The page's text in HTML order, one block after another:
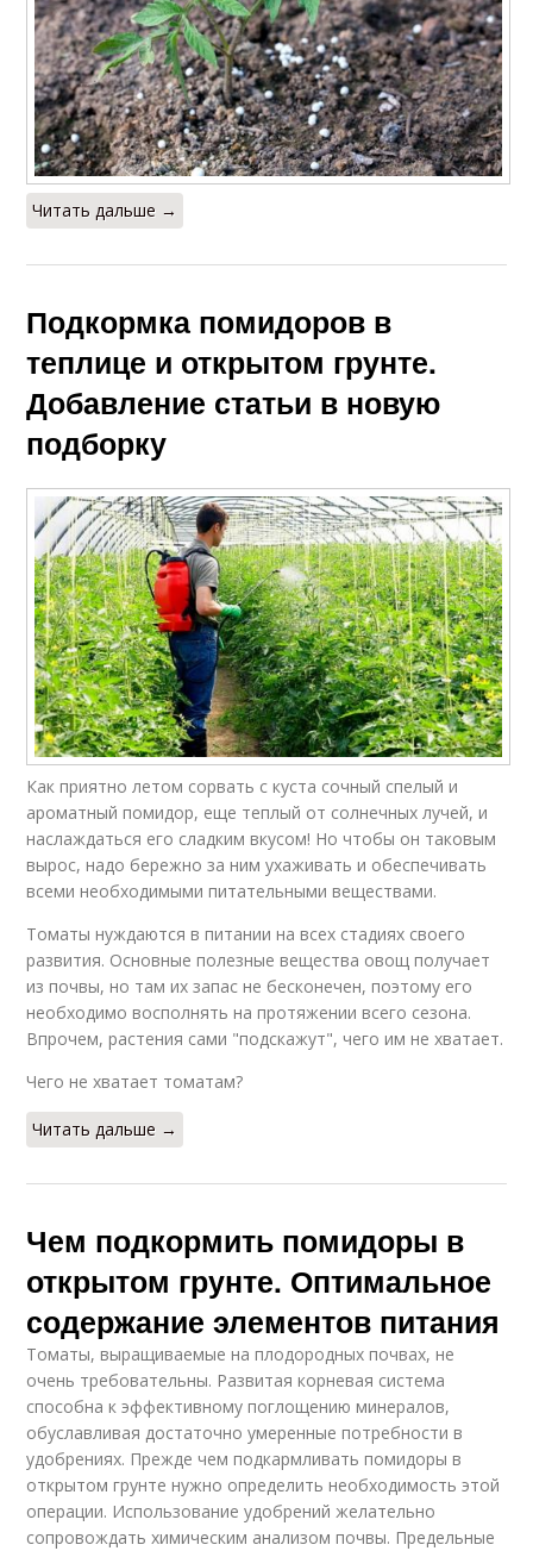
Читать дальше →
Подкормка помидоров в
теплице и открытом грунте.
Добавление статьи в новую
подборку
Как приятно летом сорвать с куста сочный спелый и
ароматный помидор, еще теплый от солнечных лучей, и
наслаждаться его сладким вкусом! Но чтобы он таковым
вырос, надо бережно за ним ухаживать и обеспечивать
всеми необходимыми питательными веществами.
Томаты нуждаются в питании на всех стадиях своего
развития. Основные полезные вещества овощ получает
из почвы, но там их запас не бесконечен, поэтому его
необходимо восполнять на протяжении всего сезона.
Впрочем, растения сами "подскажут", чего им не хватает.
Чего не хватает томатам?
Читать дальше →
Чем подкормить помидоры в
открытом грунте. Оптимальное
содержание элементов питания
Томаты, выращиваемые на плодородных почвах, не
очень требовательны. Развитая корневая система
способна к эффективному поглощению минералов,
обуславливая достаточно умеренные потребности в
удобрениях. Прежде чем подкармливать помидоры в
открытом грунте нужно определить необходимость этой
операции. Использование удобрений желательно
сопровождать химическим анализом почвы. Предельные